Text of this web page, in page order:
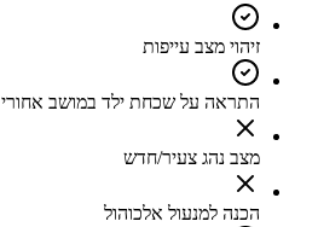
זיהוי מצב עייפות
התראה על שכחת ילד במושב אחורי
מצב נהג צעיר/חדש
הכנה למנעול אלכוהול